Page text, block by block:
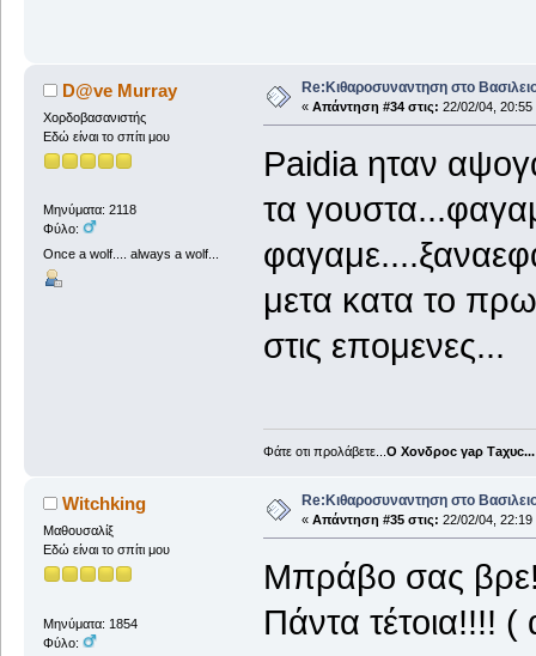
D@ve Murray
Χορδοβασανιστής
Εδώ είναι το σπίτι μου
Μηνύματα: 2118
Φύλο:
Once a wolf.... always a wolf...
Re:Κιθαροσυναντηση στο
« Απάντηση #34 στις: 22/02/04, 20:55
Paidia ηταν
τα
μετα κατα το
στις επομενες...
Φάτε οτι προλάβετε... Ο Χονδροc γaρ Τaχυc...
Witchking
Μαθουσαλίξ
Εδώ είναι το σπίτι μου
Μηνύματα: 1854
Φύλο:
Re:Κιθαροσυναντηση στο
« Απάντηση #35 στις: 22/02/04, 22:19
Μπράβο σας
Πάντα τέτοια!!!!